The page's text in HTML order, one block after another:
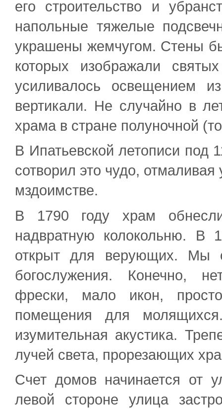
его строительство и
напольные тяжелые
украшены жемчугом. Стены
которых изображали
усиливалось освещением
вертикали. Не случайно в
храма в стране полуночной
В Ипатьевской летописи под
сотворил это чудо,
мздоимстве.
В 1790 году храм
надвратную колокольню. В
открыт для верующих. Мы
богослужения. Конечно,
фрески, мало икон,
помещения для
изумительная акустика.
лучей света, прорезающих
Счет домов начинается от
левой стороне улица